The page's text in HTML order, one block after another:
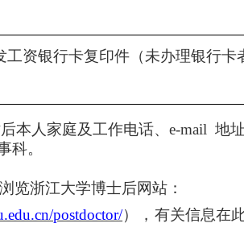
工资银行卡复印件（未办理银行卡
本人家庭及工作电话、e-mail地
科。
览浙江大学博士后网站：
postdoctor/），有关信息在